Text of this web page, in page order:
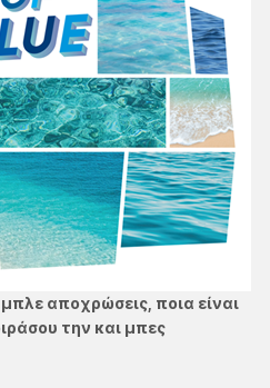
αποχρώσεις, ποια είναι
την και μπες